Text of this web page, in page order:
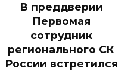
В преддверии
Первомая
сотрудник
регионального СК
России встретился